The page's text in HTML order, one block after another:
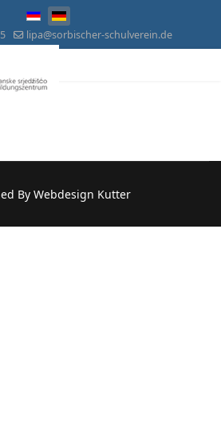
Sprache auswählen
lipa@sorbischer-schulverein.de
By Webdesign Kutter